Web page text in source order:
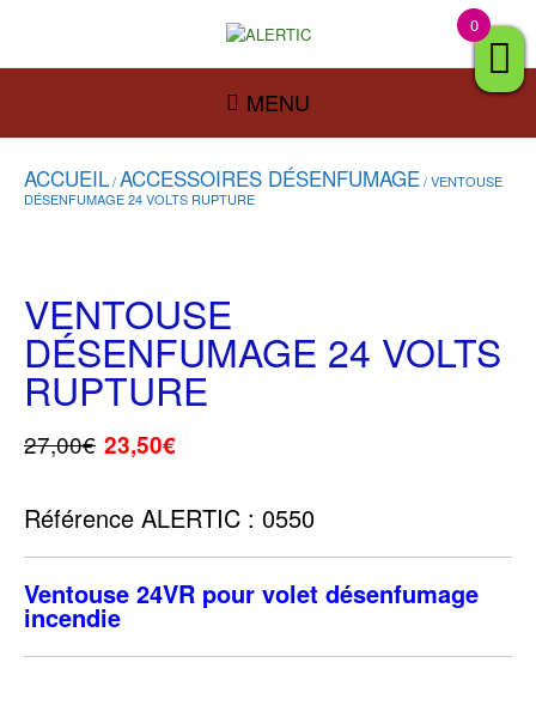
MENU
ACCUEIL/ACCESSOIRES DÉSENFUMAGE/ VENTOUSE
DÉSENFUMAGE 24 VOLTS RUPTURE
VENTOUSE
DÉSENFUMAGE 24 VOLTS
RUPTURE
27,00€ 23,50€
Référence ALERTIC : 0550
Ventouse 24VR pour volet désenfumage
incendie
0